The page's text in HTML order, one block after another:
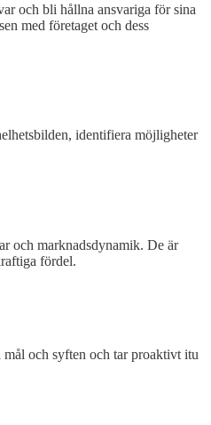
och bli hållna ansvariga för sina
med företaget och dess
identifiera möjligheter
och marknadsdynamik. De är
fördel.
mål och syften och tar proaktivt itu